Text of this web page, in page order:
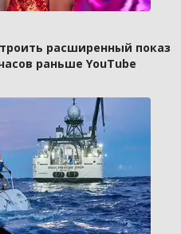
расширенный показ
раньше YouTube